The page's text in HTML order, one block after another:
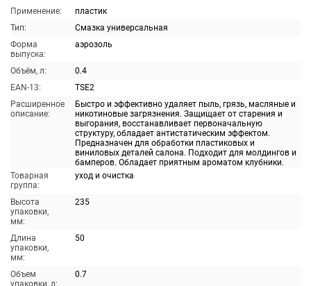
Применение:
пластик
Тип:
Смазка универсальная
Форма
выпуска:
аэрозоль
Объём, л:
0.4
EAN-13:
TSE2
Расширенное
описание:
Быстро и эффективно удаляет пыль, грязь, масляные и
никотиновые загрязнения. Защищает от старения и
выгорания, восстанавливает первоначальную
структуру, обладает антистатическим эффектом.
Предназначен для обработки пластиковых и
виниловых деталей салона. Подходит для молдингов и
бамперов. Обладает приятным ароматом клубники.
Товарная
группа:
уход и очистка
Высота
упаковки,
мм:
235
Длина
упаковки,
мм:
50
Объем
упаковки, л:
0.7